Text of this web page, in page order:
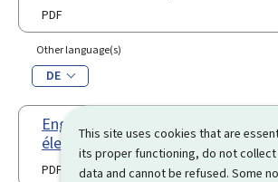
This site uses cookies that are
its proper functioning, do not
data and cannot be refused. Some
PDF
Other language(s)
DE
Engagement formel de
élections sociales (Pdf)
PDF